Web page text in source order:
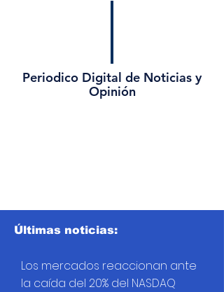
Periodico Digital de Noticias y
Opinión
Últimas noticias:
Los mercados reaccionan ante
la caída del 20% del NASDAQ